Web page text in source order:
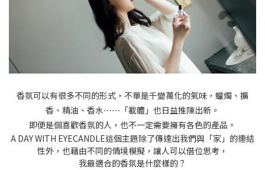
香氛可以有很多不同的形式，不單是千變萬化的氣味，蠟燭、擴
香、精油、香水⋯⋯「載體」也日益推陳出新。
即便是個喜歡香氛的人，也不一定需要擁有各色的產品。
A DAY WITH EYECANDLE這個主題除了傳達出我們與「家」的連結
性外，也藉由不同的情境模擬，讓人可以借位思考，
我最適合的香氛是什麼樣的？